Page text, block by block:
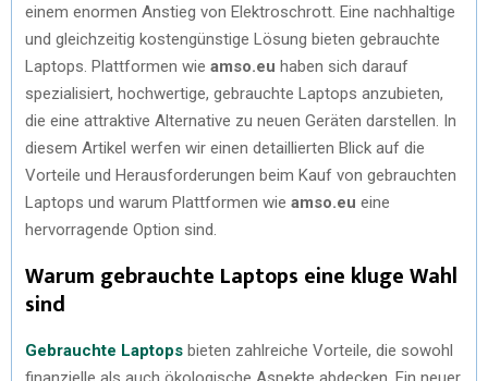
einem enormen Anstieg von Elektroschrott. Eine nachhaltige
und gleichzeitig kostengünstige Lösung bieten gebrauchte
Laptops. Plattformen wie amso.eu haben sich darauf
spezialisiert, hochwertige, gebrauchte Laptops anzubieten,
die eine attraktive Alternative zu neuen Geräten darstellen. In
diesem Artikel werfen wir einen detaillierten Blick auf die
Vorteile und Herausforderungen beim Kauf von gebrauchten
Laptops und warum Plattformen wie amso.eu eine
hervorragende Option sind.
Warum gebrauchte Laptops eine kluge Wahl
sind
Gebrauchte Laptops bieten zahlreiche Vorteile, die sowohl